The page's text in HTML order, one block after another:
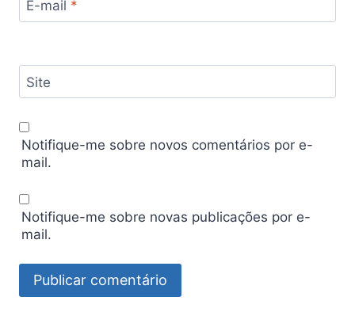
E-mail *
Site
Notifique-me sobre novos comentários por e-
mail.
Notifique-me sobre novas publicações por e-
mail.